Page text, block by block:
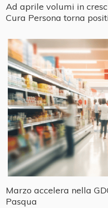
Ad aprile volumi in
Cura Persona torna
Marzo accelera nella
Pasqua